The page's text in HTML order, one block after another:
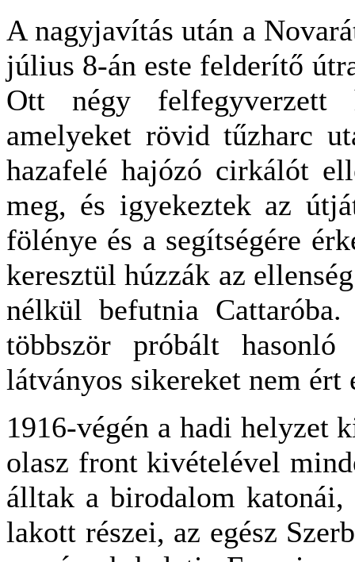
A nagyjavítás után a
július 8-án este felderítő
Ott négy felfegyverzett
amelyeket rövid tűzharc
hazafelé hajózó cirkálót
meg, és igyekeztek az
fölénye és a segítségére
keresztül húzzák az
nélkül befutnia
többször próbált hasonló
látványos sikereket nem ért
1916-végén a hadi helyzet
olasz front kivételével
álltak a birodalom katonái,
lakott részei, az egész